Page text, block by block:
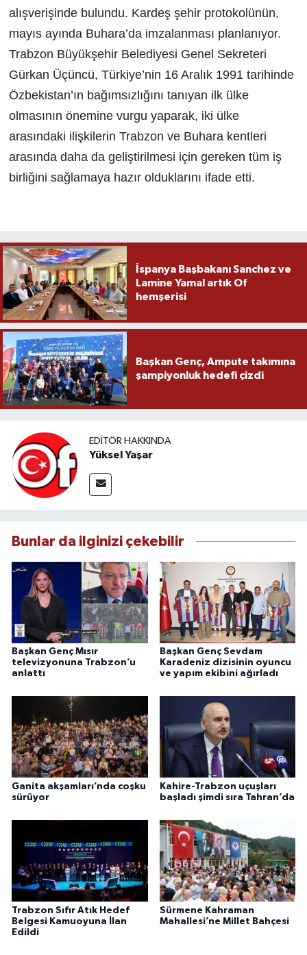
alışverişinde bulundu. Kardeş şehir protokolünün,
mayıs ayında Buhara’da imzalanması planlanıyor.
Trabzon Büyükşehir Belediyesi Genel Sekreteri
Gürkan Üçüncü, Türkiye’nin 16 Aralık 1991 tarihinde
Özbekistan’ın bağımsızlığını tanıyan ilk ülke
olmasının önemine vurgu yaparak, iki ülke
arasındaki ilişkilerin Trabzon ve Buhara kentleri
arasında daha da geliştirilmesi için gereken tüm iş
birliğini sağlamaya hazır olduklarını ifade etti.
İspanya Başbakanı Sanchez ve
Lamine Yamal artık Of
hemşerisi
Başkan Genç, Ampute takımına
şampiyonluk hedefi çizdi
EDITÖR HAKKINDA
Yüksel Yaşar
Bunlar da ilginizi çekebilir
Başkan Genç Mısır
televizyonuna Trabzon’u
anlattı
Başkan Genç Sevdam
Karadeniz dizisinin oyuncu
ve yapım ekibini ağırladı
Ganita akşamları’nda coşku
sürüyor
Kahire-Trabzon uçuşları
başladı şimdi sıra Tahran’da
Trabzon Sıfır Atık Hedef
Belgesi Kamuoyuna İlan
Edildi
Sürmene Kahraman
Mahallesi’ne Millet Bahçesi